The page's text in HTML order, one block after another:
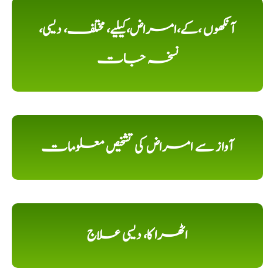
آنکھوں ،کے،امراض،کیلیے، مختلف، دیسی،
نسخہ جات
آواز سے امراض کی تشخیص معلومات
اٹھرا کا، دیسی علاج